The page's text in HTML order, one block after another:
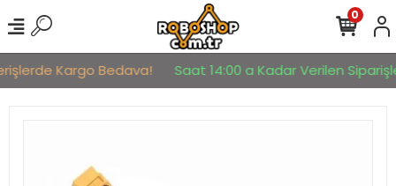
Kargo Bedava! Saat 14:00 a Kadar Verilen
0